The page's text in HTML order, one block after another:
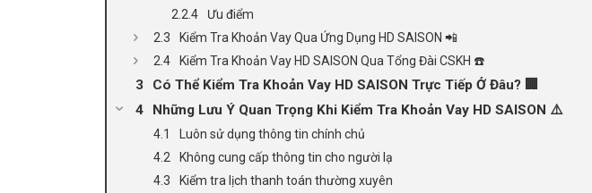
Ưu điểm
Kiểm Tra Khoản Vay Qua Ứng Dụng HD SAISON 📲
Kiểm Tra Khoản Vay HD SAISON Qua Tổng Đài CSKH ☎️
Có Thể Kiểm Tra Khoản Vay HD SAISON Trực Tiếp Ở Đâu? 🏢
Những Lưu Ý Quan Trọng Khi Kiểm Tra Khoản Vay HD SAISON ⚠️
Luôn sử dụng thông tin chính chủ
Không cung cấp thông tin cho người lạ
Kiểm tra lịch thanh toán thường xuyên